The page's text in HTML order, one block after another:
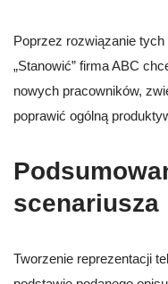
Poprzez rozwiązanie
„Stanowić” firma ABC
nowych pracowników,
poprawić ogólną
scenariusza
Tworzenie reprezentacji